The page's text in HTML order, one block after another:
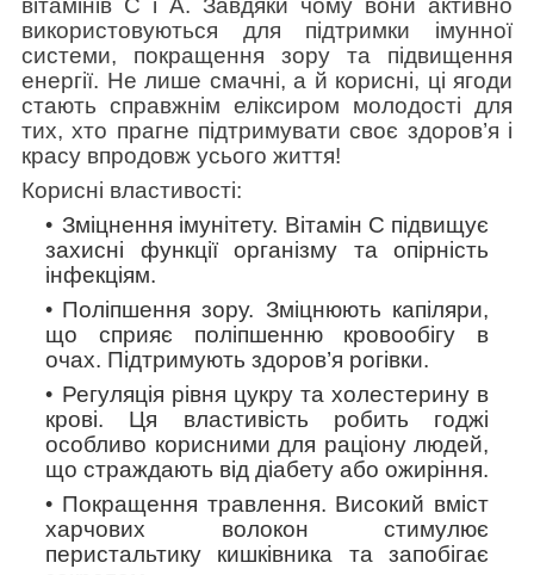
вітамінів C і A. Завдяки чому вони активно
використовуються для підтримки імунної
системи, покращення зору та підвищення
енергії. Не лише смачні, а й корисні, ці ягоди
стають справжнім еліксиром молодості для
тих, хто прагне підтримувати своє здоров’я і
красу впродовж усього життя!
Корисні властивості:
Зміцнення імунітету. Вітамін C підвищує
захисні функції організму та опірність
інфекціям.
Поліпшення зору. Зміцнюють капіляри,
що сприяє поліпшенню кровообігу в
очах. Підтримують здоров’я рогівки.
Регуляція рівня цукру та холестерину в
крові. Ця властивість робить годжі
особливо корисними для раціону людей,
що страждають від діабету або ожиріння.
Покращення травлення. Високий вміст
харчових волокон стимулює
перистальтику кишківника та запобігає